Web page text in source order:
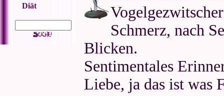
Diät
Schmerz, nach
Blicken.
Sentimentales
Liebe, ja das ist was